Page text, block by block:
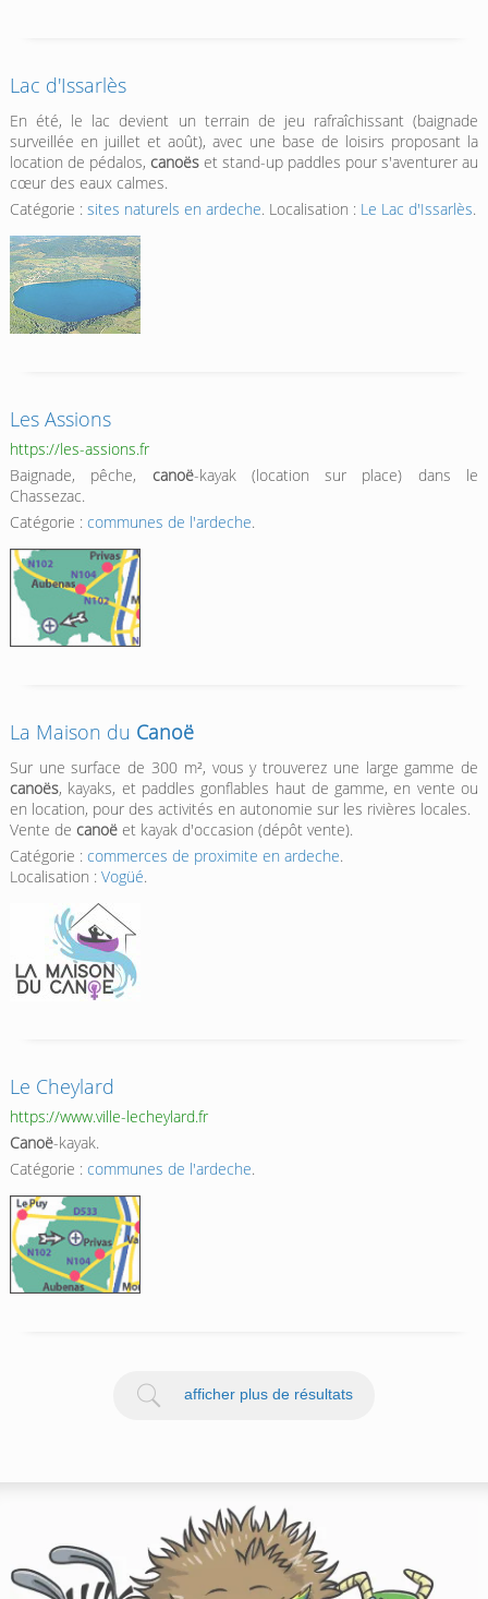
Lac d'Issarlès
En été, le lac devient un terrain de jeu rafraîchissant (baignade
surveillée en juillet et août), avec une base de loisirs proposant la
location de pédalos, canoëset stand-up paddles pour s'aventurer au
cœur des eaux calmes.
Catégorie : sites naturels en ardeche. Localisation : Le Lac d'Issarlès.
Les Assions
https://les-assions.fr
Baignade, pêche, canoë-kayak (location sur place) dans le
Chassezac.
Catégorie : communes de l'ardeche.
La Maison du Canoë
Sur une surface de 300 m², vous y trouverez une large gamme de
canoës, kayaks, et paddles gonflables haut de gamme, en vente ou
en location, pour des activités en autonomie sur les rivières locales.
Vente de canoëet kayak d'occasion (dépôt vente).
Catégorie : commerces de proximite en ardeche.
Localisation : Vogüé.
Le Cheylard
https://www.ville-lecheylard.fr
Canoë-kayak.
Catégorie : communes de l'ardeche.
afficher plus de résultats